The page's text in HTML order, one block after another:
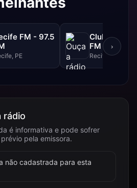
FM - 97.5
PE
Clube FM -
FM
Recife, PE
›
rádio
é informativa e pode sofrer
pela emissora.
não cadastrada para esta